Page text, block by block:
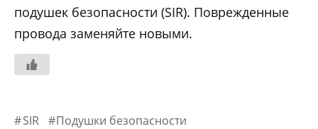
подушек безопасности (SIR). Поврежденные
провода заменяйте новыми.
SIR
Подушки безопасности